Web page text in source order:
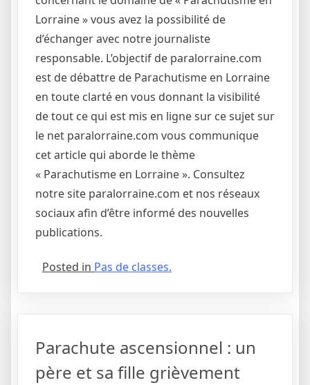
Lorraine » vous avez la possibilité de
d’échanger avec notre journaliste
responsable. L’objectif de paralorraine.com
est de débattre de Parachutisme en Lorraine
en toute clarté en vous donnant la visibilité
de tout ce qui est mis en ligne sur ce sujet sur
le net paralorraine.com vous communique
cet article qui aborde le thème
« Parachutisme en Lorraine ». Consultez
notre site paralorraine.com et nos réseaux
sociaux afin d’être informé des nouvelles
publications.
Posted in Pas de classes.
Parachute ascensionnel : un
père et sa fille grièvement